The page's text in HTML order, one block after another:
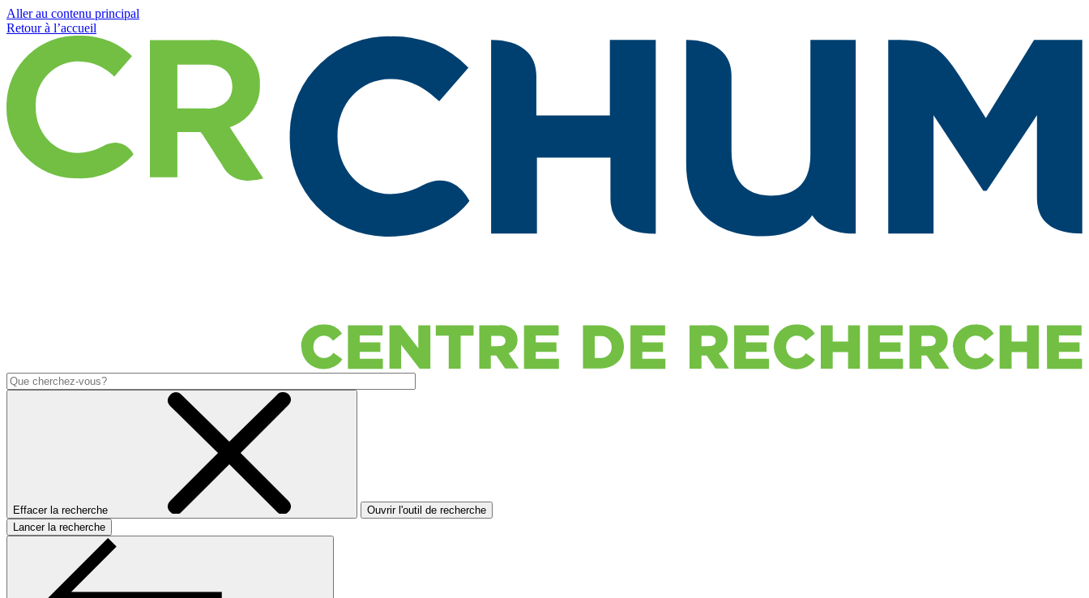
Aller au contenu principal
Retour à l’accueil
Effacer la recherche
Ouvrir l'outil de recherche
Lancer la recherche